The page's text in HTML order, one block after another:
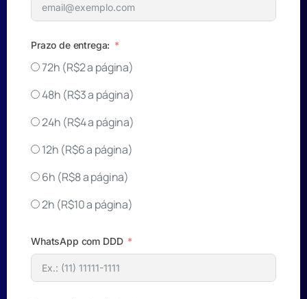
Prazo de entrega:
72h (R$2 a página)
48h (R$3 a página)
24h (R$4 a página)
12h (R$6 a página)
6h (R$8 a página)
2h (R$10 a página)
WhatsApp com DDD